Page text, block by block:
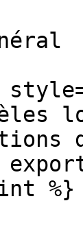
%}